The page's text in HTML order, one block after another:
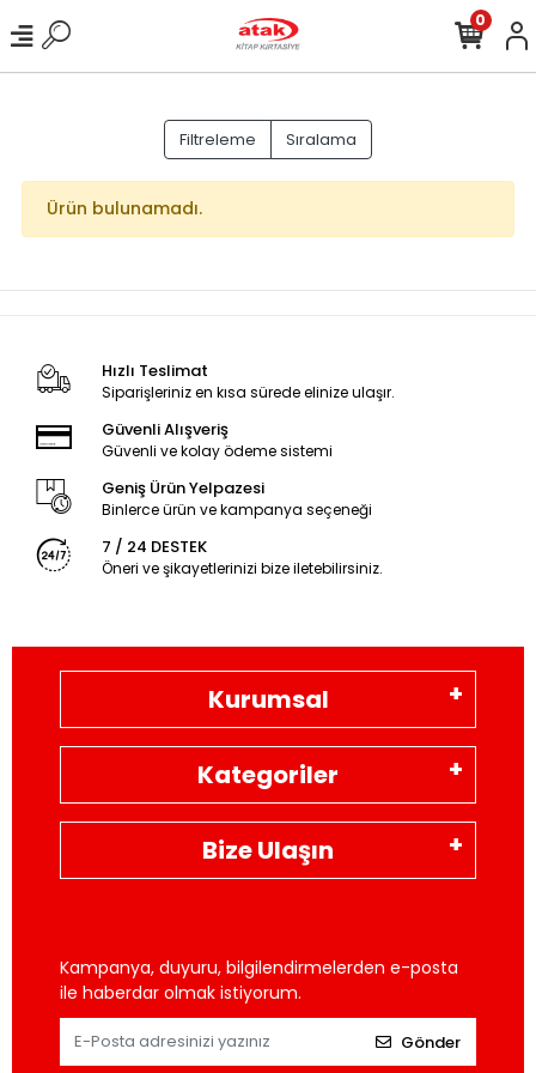
0
Filtreleme Sıralama
Ürün bulunamadı.
Hızlı Teslimat
Siparişleriniz en kısa sürede elinize ulaşır.
Güvenli Alışveriş
Güvenli ve kolay ödeme sistemi
Geniş Ürün Yelpazesi
Binlerce ürün ve kampanya seçeneği
7 / 24 DESTEK
Öneri ve şikayetlerinizi bize iletebilirsiniz.
Kurumsal
Kategoriler
Bize Ulaşın
Kampanya, duyuru, bilgilendirmelerden e-posta
ile haberdar olmak istiyorum.
Gönder